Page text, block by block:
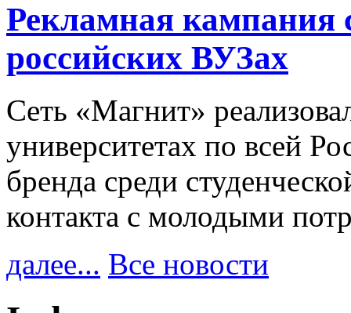
Рекламная кампания
российских ВУЗах
Сеть «Магнит»
университетах по всей
бренда среди
контакта с молодыми
далее... Все новости